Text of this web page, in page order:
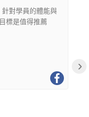
針對學員的體能與
標是值得推薦
›